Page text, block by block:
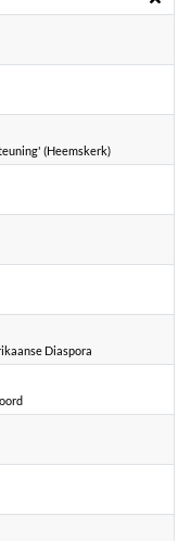
(Heemskerk)
Diaspora